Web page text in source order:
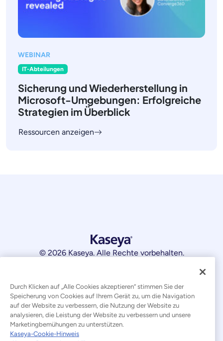
WEBINAR
IT-Abteilungen
Sicherung und Wiederherstellung in
Microsoft-Umgebungen: Erfolgreiche
Strategien im Überblick
Ressourcen anzeigen
© 2026 Kaseya. Alle Rechte vorbehalten.
Erklärung zur Bekämpfung moderner Sklaverei
Rechtliches Nutzungsbedingungen der Website
Datenschutzerklärung
Durch Klicken auf „Alle Cookies akzeptieren“ stimmen Sie der
Speicherung von Cookies auf Ihrem Gerät zu, um die Navigation
auf der Website zu verbessern, die Nutzung der Website zu
analysieren, die Leistung der Website zu verbessern und unsere
Marketingbemühungen zu unterstützen.
Kaseya-Cookie-Hinweis